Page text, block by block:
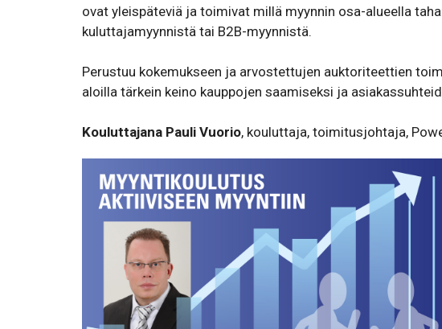
ovat yleispäteviä ja toimivat millä myynnin osa-alueella
kuluttajamyynnistä tai B2B-myynnistä.
Perustuu kokemukseen ja arvostettujen auktoriteettien
aloilla tärkein keino kauppojen saamiseksi ja
Kouluttajana Pauli Vuorio, kouluttaja, toimitusjohtaja,